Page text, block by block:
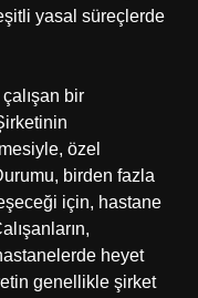
yasal süreçlerde
bir
özel
birden fazla
için, hastane
heyet
genellikle şirket